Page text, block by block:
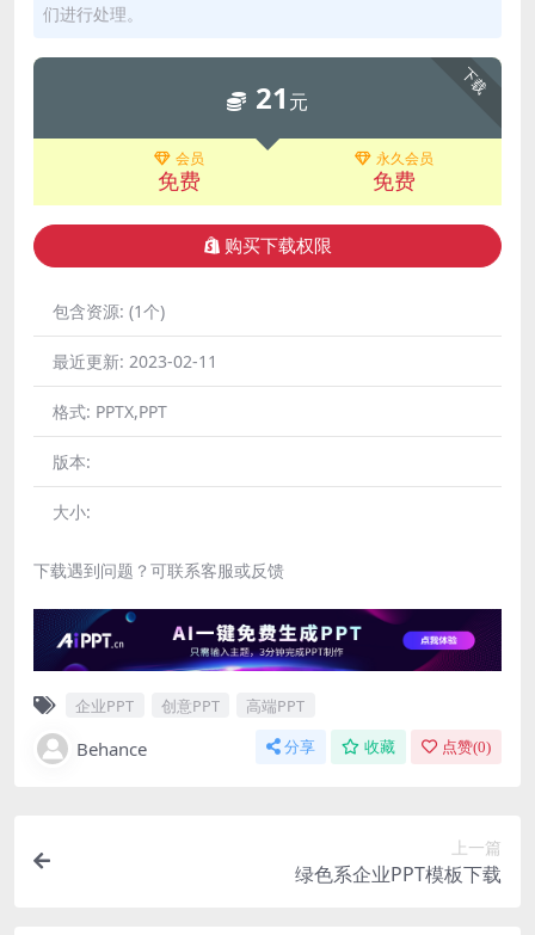
们进行处理。
下载
21 元
会员
免费
永久会员
免费
购买下载权限
包含资源: (1个)
最近更新: 2023-02-11
格式: PPTX,PPT
版本:
大小:
下载遇到问题？可联系客服或反馈
企业PPT 创意PPT 高端PPT
Behance 分享 收藏 点赞(0)
上一篇
绿色系企业PPT模板下载